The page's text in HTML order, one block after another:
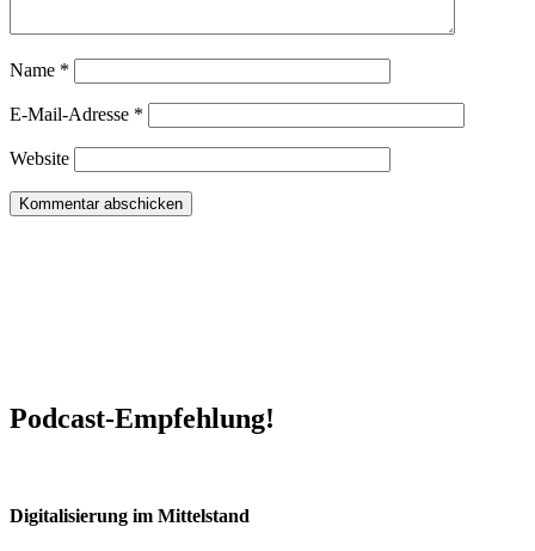
Name *
E-Mail-Adresse *
Website
Podcast-Empfehlung!
Digitalisierung im Mittelstand